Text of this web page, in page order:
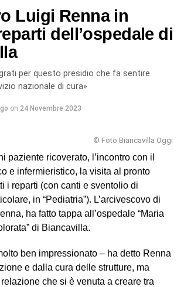
Luigi Renna in
dell’ospedale di
per questo presidio che fa sentire
nazionale di cura»
on 24 Novembre 2023
© Foto Biancavilla Oggi
paziente ricoverato, l’incontro con il
e infermieristico, la visita al pronto
i reparti (con canti e sventolio di
in “Pediatria”). L’arcivescovo di
ha fatto tappa all’ospedale “Maria
di Biancavilla.
ben impressionato – ha detto Renna
e dalla cura delle strutture, ma
che si è venuta a creare tra